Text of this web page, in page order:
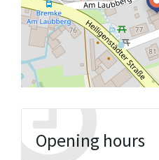
Opening hours